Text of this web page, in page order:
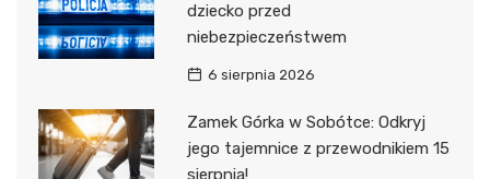
dziecko przed
niebezpieczeństwem
6 sierpnia 2026
Zamek Górka w Sobótce: Odkryj
jego tajemnice z przewodnikiem 15
sierpnia!